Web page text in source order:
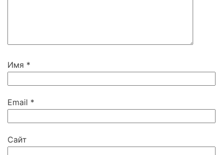
Имя *
Email *
Сайт